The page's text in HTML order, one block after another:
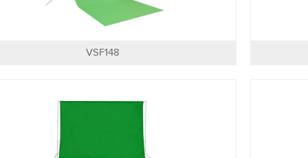
VSF148